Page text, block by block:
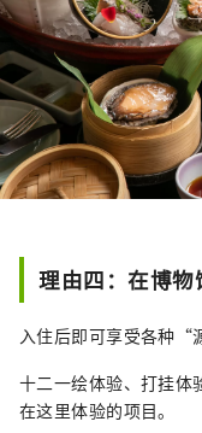
理由四：在博
入住后即可享受各种“
十二一绘体验、打挂体
在这里体验的项目。